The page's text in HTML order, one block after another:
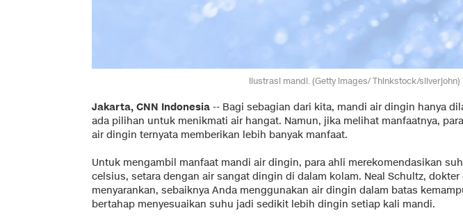
Ilustrasi mandi. (Getty images/ Thinkstock/silverjohn)
Jakarta, CNN Indonesia -- Bagi sebagian dari kita, mandi air dingin hanya
ada pilihan untuk menikmati air hangat. Namun, jika melihat manfaatnya,
air dingin ternyata memberikan lebih banyak manfaat.
Untuk mengambil manfaat mandi air dingin, para ahli merekomendasikan
celsius, setara dengan air sangat dingin di dalam kolam. Neal Schultz,
menyarankan, sebaiknya Anda menggunakan air dingin dalam batas
bertahap menyesuaikan suhu jadi sedikit lebih dingin setiap kali mandi.